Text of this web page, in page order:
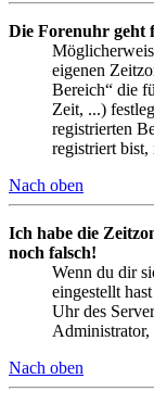
Die Forenuhr geht
eigenen
Bereich“ die
Zeit, ...)
registrierten
registriert bist,
Nach oben
Ich habe die
noch falsch!
Wenn du dir
eingestellt
Uhr des
Administrator,
Nach oben